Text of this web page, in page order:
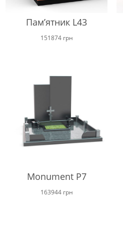
Пам’ятник L43
151874 грн
Monument P7
163944 грн